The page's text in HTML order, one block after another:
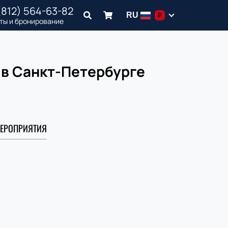
564-63-82
и бронирование
RU ₽
Санкт-Петербурге